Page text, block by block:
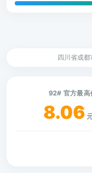
四川省成都
92# 官方最高
8.06